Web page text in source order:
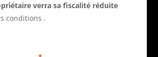
verra sa fiscalité réduite
conditions .